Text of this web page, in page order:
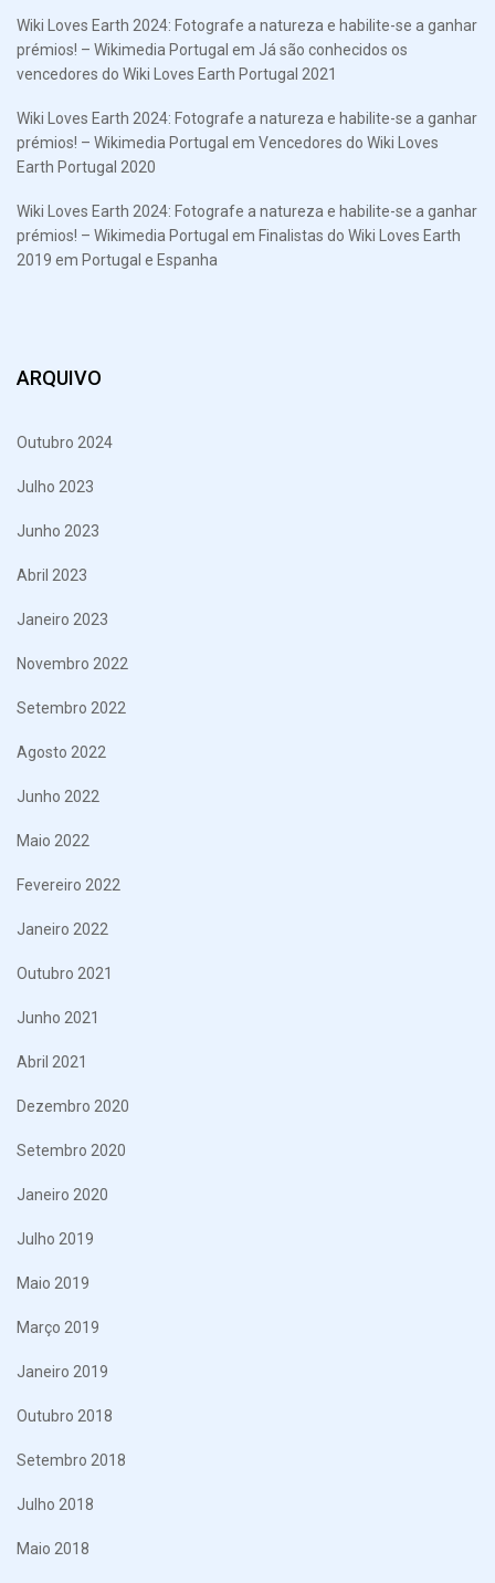
Wiki Loves Earth 2024: Fotografe a natureza e habilite-se a ganhar
prémios! – Wikimedia Portugal em Já são conhecidos os
vencedores do Wiki Loves Earth Portugal 2021
Wiki Loves Earth 2024: Fotografe a natureza e habilite-se a ganhar
prémios! – Wikimedia Portugal em Vencedores do Wiki Loves
Earth Portugal 2020
Wiki Loves Earth 2024: Fotografe a natureza e habilite-se a ganhar
prémios! – Wikimedia Portugal em Finalistas do Wiki Loves Earth
2019 em Portugal e Espanha
ARQUIVO
Outubro 2024
Julho 2023
Junho 2023
Abril 2023
Janeiro 2023
Novembro 2022
Setembro 2022
Agosto 2022
Junho 2022
Maio 2022
Fevereiro 2022
Janeiro 2022
Outubro 2021
Junho 2021
Abril 2021
Dezembro 2020
Setembro 2020
Janeiro 2020
Julho 2019
Maio 2019
Março 2019
Janeiro 2019
Outubro 2018
Setembro 2018
Julho 2018
Maio 2018